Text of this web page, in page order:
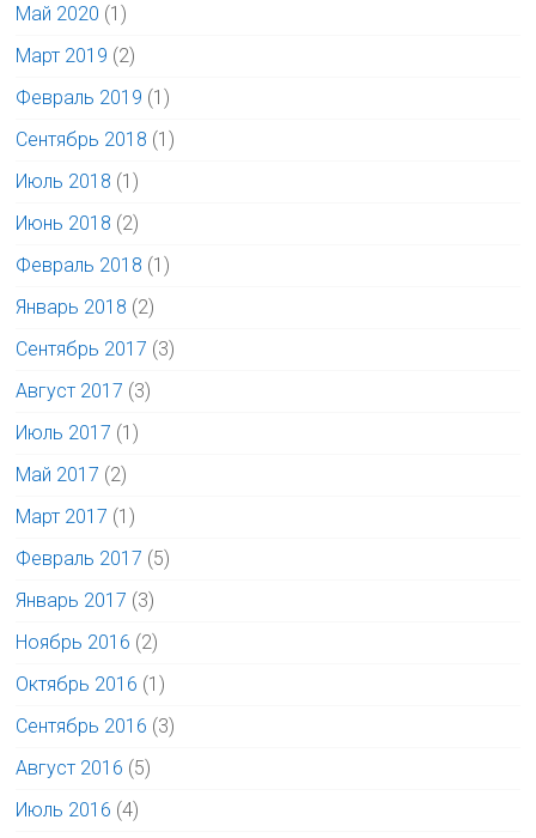
Май 2020 (1)
Март 2019 (2)
Февраль 2019 (1)
Сентябрь 2018 (1)
Июль 2018 (1)
Июнь 2018 (2)
Февраль 2018 (1)
Январь 2018 (2)
Сентябрь 2017 (3)
Август 2017 (3)
Июль 2017 (1)
Май 2017 (2)
Март 2017 (1)
Февраль 2017 (5)
Январь 2017 (3)
Ноябрь 2016 (2)
Октябрь 2016 (1)
Сентябрь 2016 (3)
Август 2016 (5)
Июль 2016 (4)